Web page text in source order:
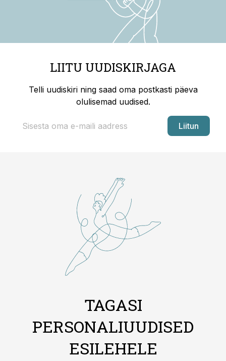
LIITU UUDISKIRJAGA
Telli uudiskiri ning saad oma postkasti päeva
olulisemad uudised.
Liitun
TAGASI
PERSONALIUUDISED
ESILEHELE